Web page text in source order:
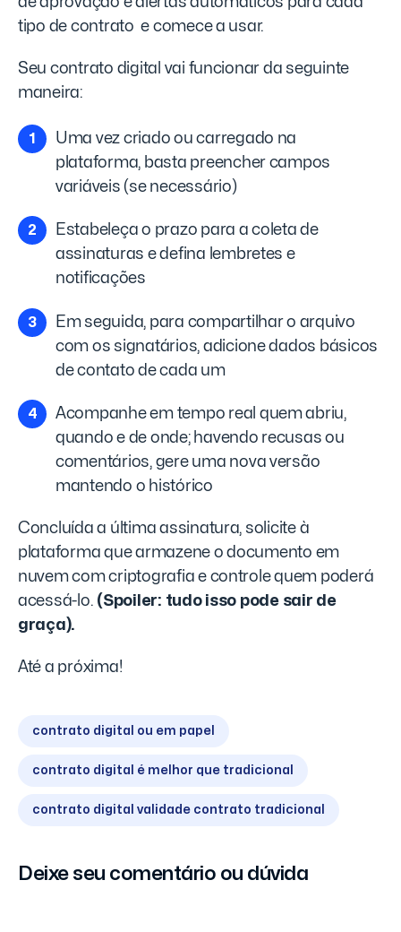
tipo de contrato e comece a usar.
Seu contrato digital vai funcionar da seguinte
maneira:
Uma vez criado ou carregado na
plataforma, basta preencher campos
variáveis (se necessário)
Estabeleça o prazo para a coleta de
assinaturas e defina lembretes e
notificações
Em seguida, para compartilhar o arquivo
com os signatários, adicione dados básicos
de contato de cada um
Acompanhe em tempo real quem abriu,
quando e de onde; havendo recusas ou
comentários, gere uma nova versão
mantendo o histórico
Concluída a última assinatura, solicite à
plataforma que armazene o documento em
nuvem com criptografia e controle quem poderá
acessá-lo. (Spoiler: tudo isso pode sair de
graça).
Até a próxima!
contrato digital ou em papel
contrato digital é melhor que tradicional
contrato digital validade contrato tradicional
Deixe seu comentário ou dúvida